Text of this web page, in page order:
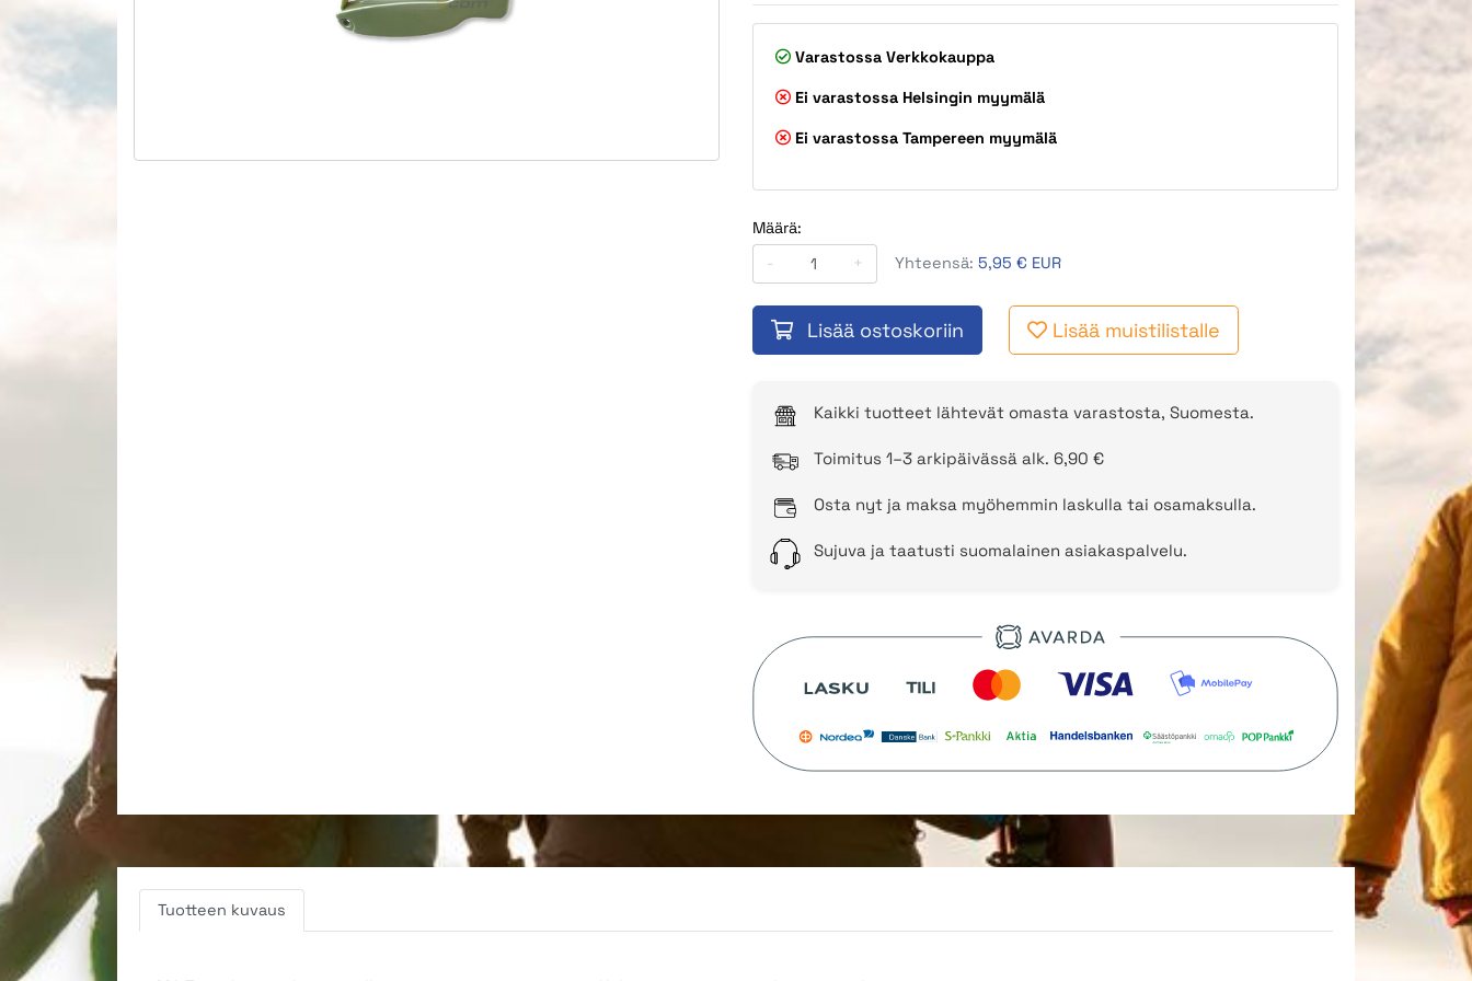
Varastossa Verkkokauppa
Ei varastossa Helsingin myymälä
Ei varastossa Tampereen myymälä
Määrä:
-
+ Yhteensä: 5,95 € EUR
Lisää ostoskoriin Lisää muistilistalle
Kaikki tuotteet lähtevät omasta varastosta, Suomesta.
Toimitus 1–3 arkipäivässä alk. 6,90 €
Osta nyt ja maksa myöhemmin laskulla tai osamaksulla.
Sujuva ja taatusti suomalainen asiakaspalvelu.
Tuotteen kuvaus